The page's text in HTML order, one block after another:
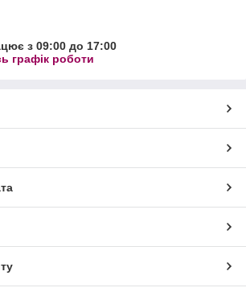
з 09:00 до 17:00
графік роботи